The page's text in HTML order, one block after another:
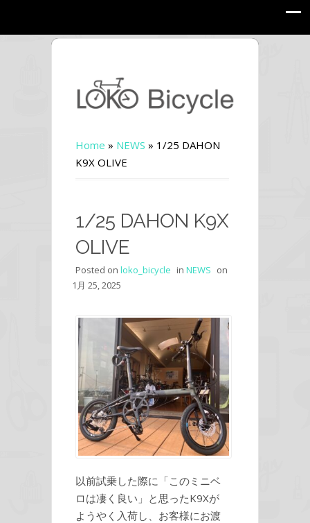
Home » NEWS » 1/25 DAHON
K9X OLIVE
1/25 DAHON K9X
OLIVE
Posted on loko_bicycle in NEWS on
1月 25, 2025
以前試乗した際に「このミニベ
ロは凄く良い」と思ったK9Xが
ようやく入荷し、お客様にお渡